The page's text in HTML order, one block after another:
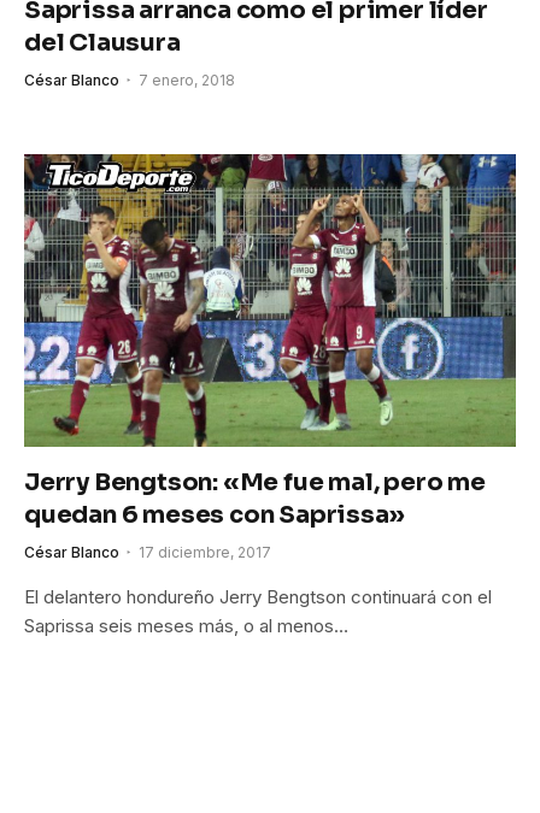
Saprissa arranca como el primer líder
del Clausura
César Blanco 7 enero, 2018
Jerry Bengtson: «Me fue mal, pero me
quedan 6 meses con Saprissa»
César Blanco 17 diciembre, 2017
El delantero hondureño Jerry Bengtson continuará con el
Saprissa seis meses más, o al menos…